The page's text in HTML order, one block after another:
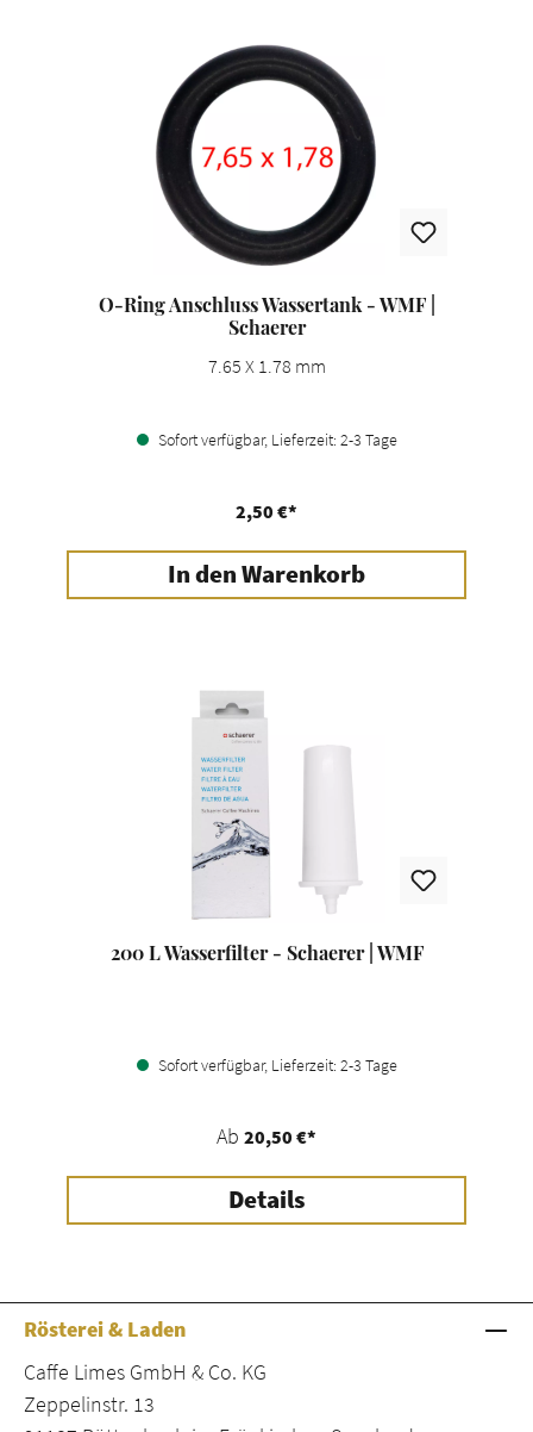
O-Ring Anschluss Wassertank - WMF |
Schaerer
7.65 X 1.78 mm
Sofort verfügbar, Lieferzeit: 2-3 Tage
2,50 €*
In den Warenkorb
200 L Wasserfilter - Schaerer | WMF
Sofort verfügbar, Lieferzeit: 2-3 Tage
Ab 20,50 €*
Details
Rösterei & Laden
Caffe Limes GmbH & Co. KG
Zeppelinstr. 13